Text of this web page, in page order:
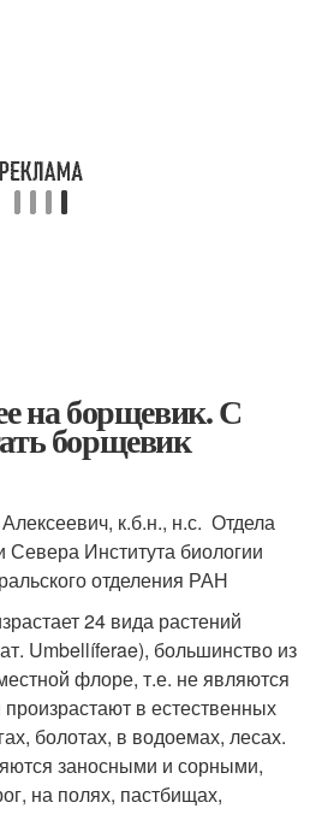
на борщевик. С
борщевик
к.б.н., н.с. Отдела
Института биологии
отделения РАН
24 вида растений
Umbellíferae), большинство из
флоре, т.е. не являются
в естественных
болотах, в водоемах, лесах.
заносными и сорными,
на полях, пастбищах,